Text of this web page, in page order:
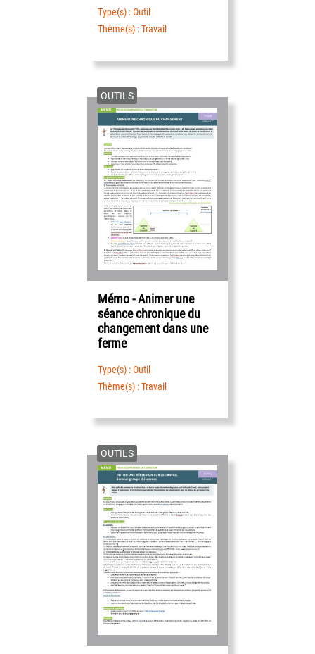
Type(s) : Outil
Thème(s) : Travail
OUTILS
Mémo - Animer une
séance chronique du
changement dans une
ferme
Type(s) : Outil
Thème(s) : Travail
OUTILS